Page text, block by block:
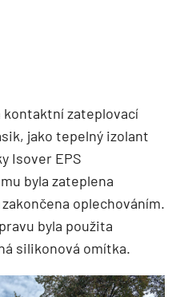
kontaktní zateplovací
jako tepelný izolant
Isover EPS
byla zateplena
oplechováním.
byla použita
silikonová omítka.